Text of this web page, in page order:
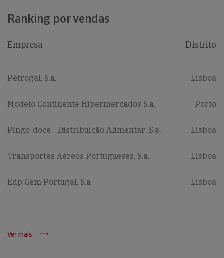
Ranking por vendas
Empresa Distrito
Petrogal, S.a. Lisboa
Modelo Continente Hipermercados S.a. Porto
Pingo-doce - Distribuição Alimentar, S.a. Lisboa
Transportes Aéreos Portugueses, S.a. Lisboa
Edp Gem Portugal, S.a Lisboa
Ver mais